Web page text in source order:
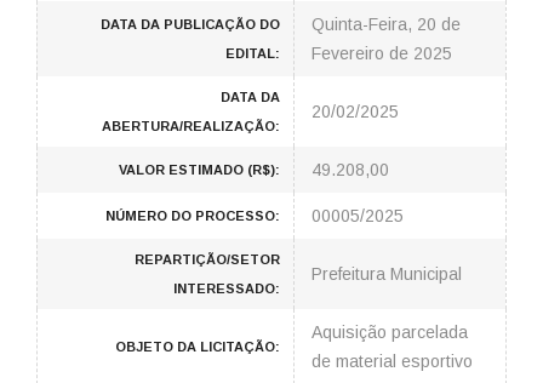
DATA DA PUBLICAÇÃO DO
EDITAL:
Quinta-Feira, 20 de
Fevereiro de 2025
DATA DA
ABERTURA/REALIZAÇÃO:
20/02/2025
VALOR ESTIMADO (R$): 49.208,00
NÚMERO DO PROCESSO: 00005/2025
REPARTIÇÃO/SETOR
INTERESSADO:
Prefeitura Municipal
OBJETO DA LICITAÇÃO:
Aquisição parcelada
de material esportivo